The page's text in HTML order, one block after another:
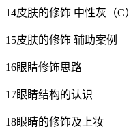
14皮肤的修饰 中性灰（C）
15皮肤的修饰 辅助案例
16眼睛修饰思路
17眼睛结构的认识
18眼睛的修饰及上妆